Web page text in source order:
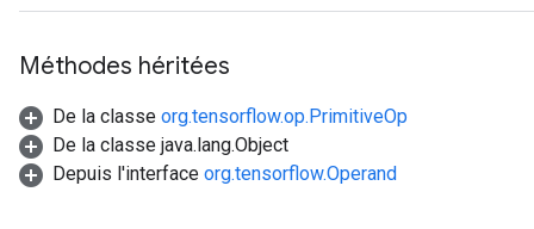
Méthodes héritées
De la classe org.tensorflow.op.PrimitiveOp
De la classe java.lang.Object
Depuis l'interface org.tensorflow.Operand